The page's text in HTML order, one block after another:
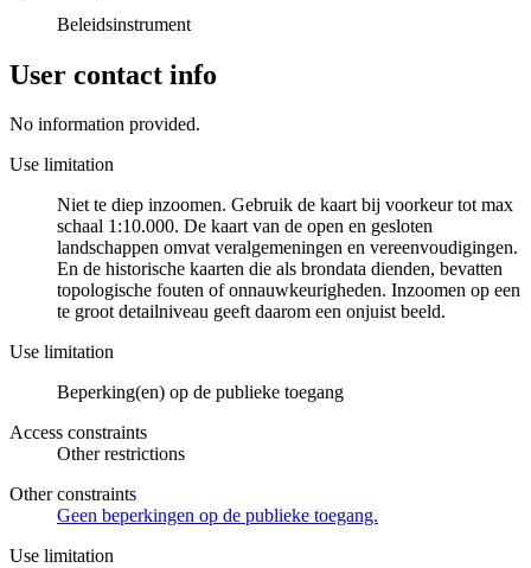
Beleidsinstrument
User contact info
No information provided.
Use limitation
Niet te diep inzoomen. Gebruik de kaart bij voorkeur tot max
schaal 1:10.000. De kaart van de open en gesloten
landschappen omvat veralgemeningen en vereenvoudigingen.
En de historische kaarten die als brondata dienden, bevatten
topologische fouten of onnauwkeurigheden. Inzoomen op een
te groot detailniveau geeft daarom een onjuist beeld.
Use limitation
Beperking(en) op de publieke toegang
Access constraints
Other restrictions
Other constraints
Geen beperkingen op de publieke toegang.
Use limitation